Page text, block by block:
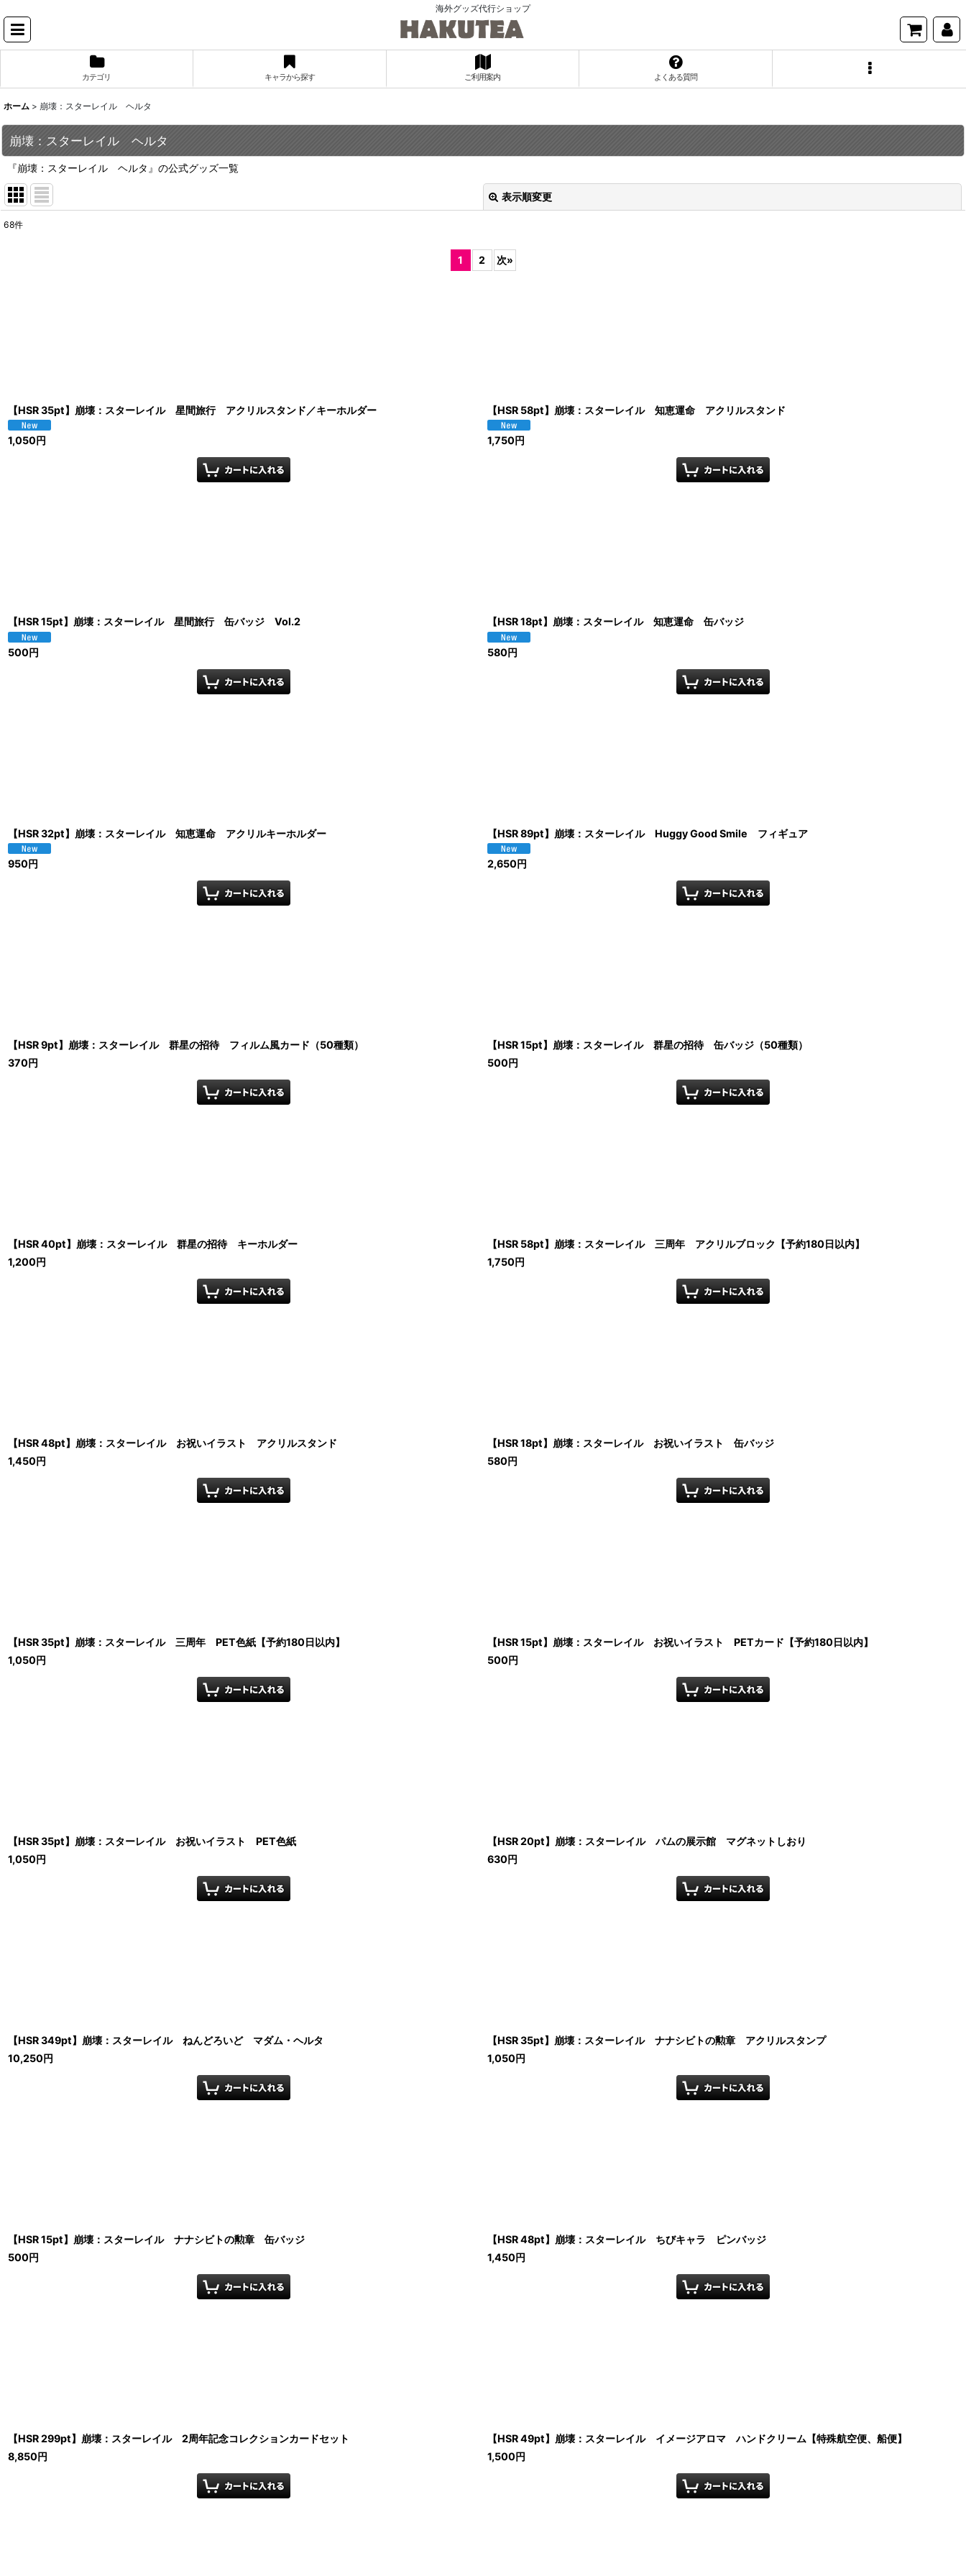
海外グッズ代行ショップ
カテゴリ キャラから探す ご利用案内 よくある質問
ホーム > 崩壊：スターレイル ヘルタ
崩壊：スターレイル ヘルタ
『崩壊：スターレイル ヘルタ』の公式グッズ一覧
表示順変更
68件
1 2 次»
【HSR 35pt】崩壊：スターレイル 星間旅行 アクリルスタンド／キーホルダー
1,050円
【HSR 58pt】崩壊：スターレイル 知恵運命 アクリルスタンド
1,750円
【HSR 15pt】崩壊：スターレイル 星間旅行 缶バッジ Vol.2
500円
【HSR 18pt】崩壊：スターレイル 知恵運命 缶バッジ
580円
【HSR 32pt】崩壊：スターレイル 知恵運命 アクリルキーホルダー
950円
【HSR 89pt】崩壊：スターレイル Huggy Good Smile フィギュア
2,650円
【HSR 9pt】崩壊：スターレイル 群星の招待 フィルム風カード（50種類）
370円
【HSR 15pt】崩壊：スターレイル 群星の招待 缶バッジ（50種類）
500円
【HSR 40pt】崩壊：スターレイル 群星の招待 キーホルダー
1,200円
【HSR 58pt】崩壊：スターレイル 三周年 アクリルブロック【予約180日以内】
1,750円
【HSR 48pt】崩壊：スターレイル お祝いイラスト アクリルスタンド
1,450円
【HSR 18pt】崩壊：スターレイル お祝いイラスト 缶バッジ
580円
【HSR 35pt】崩壊：スターレイル 三周年 PET色紙【予約180日以内】
1,050円
【HSR 15pt】崩壊：スターレイル お祝いイラスト PETカード【予約180日以内】
500円
【HSR 35pt】崩壊：スターレイル お祝いイラスト PET色紙
1,050円
【HSR 20pt】崩壊：スターレイル パムの展示館 マグネットしおり
630円
【HSR 349pt】崩壊：スターレイル ねんどろいど マダム・ヘルタ
10,250円
【HSR 35pt】崩壊：スターレイル ナナシビトの勲章 アクリルスタンプ
1,050円
【HSR 15pt】崩壊：スターレイル ナナシビトの勲章 缶バッジ
500円
【HSR 48pt】崩壊：スターレイル ちびキャラ ピンバッジ
1,450円
【HSR 299pt】崩壊：スターレイル 2周年記念コレクションカードセット
8,850円
【HSR 49pt】崩壊：スターレイル イメージアロマ ハンドクリーム【特殊航空便、船便】
1,500円